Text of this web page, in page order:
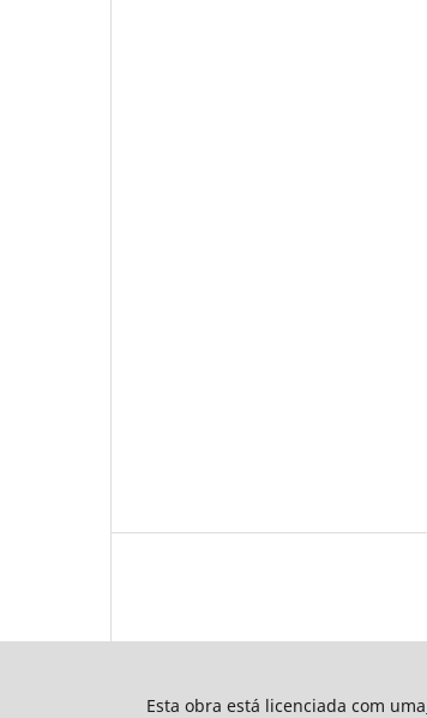
Esta obra está licenciada com uma